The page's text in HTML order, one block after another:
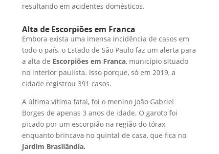
resultando em acidentes domésticos.
Alta de Escorpiões em Franca
Embora exista uma imensa incidência de casos em
todo o país, o Estado de São Paulo faz um alerta para
a alta de Escorpiões em Franca, município situado
no interior paulista. Isso porque, só em 2019, a
cidade registrou 391 casos.
A última vítima fatal, foi o menino João Gabriel
Borges de apenas 3 anos de idade. O garoto foi
picado por um escorpião na região do tórax,
enquanto brincava no quintal de casa, que fica no
Jardim Brasilândia.